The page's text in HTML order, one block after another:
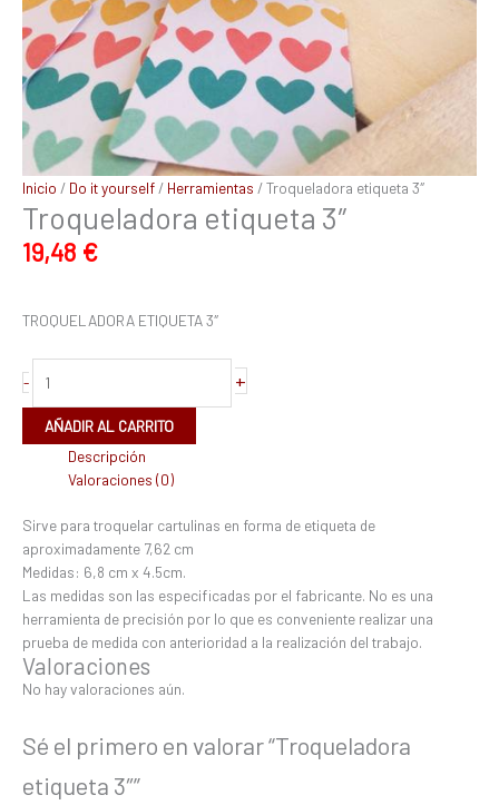
Inicio / Do it yourself / Herramientas / Troqueladora etiqueta 3″
Troqueladora etiqueta 3″
19,48 €
TROQUELADORA ETIQUETA 3″
- +
AÑADIR AL CARRITO
Descripción
Valoraciones (0)
Sirve para troquelar cartulinas en forma de etiqueta de
aproximadamente 7,62 cm
Medidas: 6,8 cm x 4.5cm.
Las medidas son las especificadas por el fabricante. No es una
herramienta de precisión por lo que es conveniente realizar una
prueba de medida con anterioridad a la realización del trabajo.
Valoraciones
No hay valoraciones aún.
Sé el primero en valorar “Troqueladora
etiqueta 3″”